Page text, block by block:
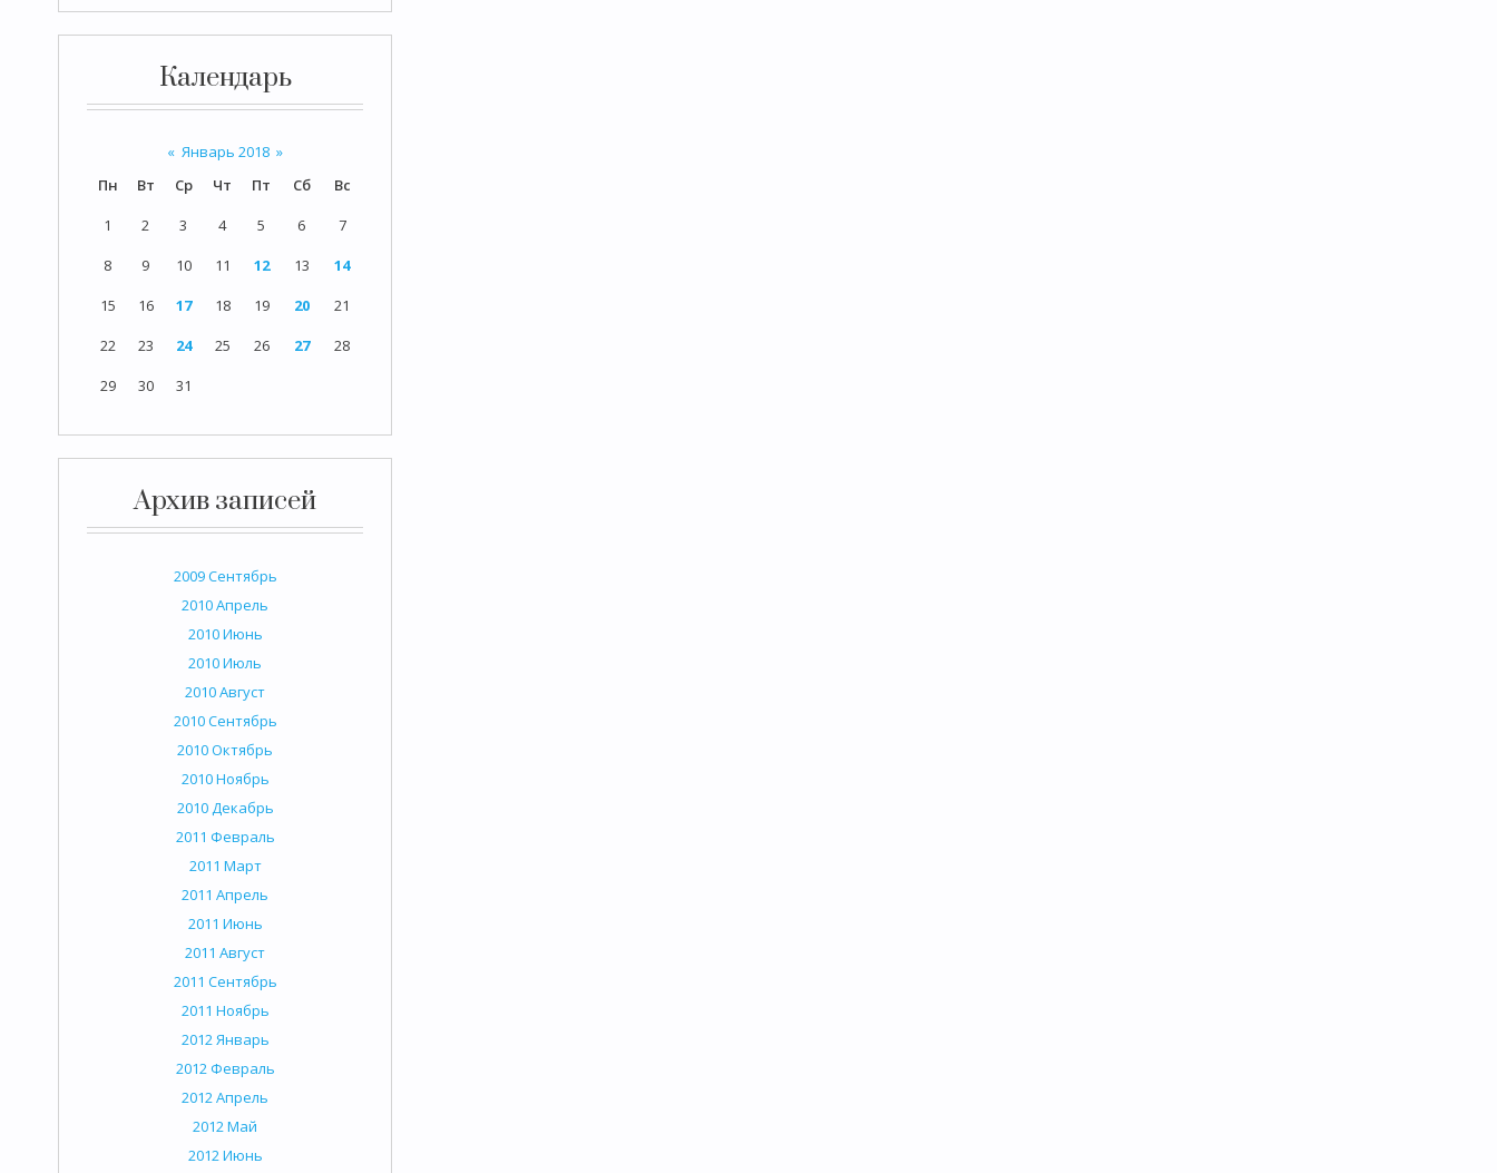
Календарь
« Январь 2018 »
Пн
Вт Ср Чт Пт Сб
Вс
1
2 3 4 5 6
7
8
9 10 11 12 13
14
15
16 17 18 19 20
21
22
23 24 25 26 27
28
29
30 31
Архив записей
2009 Сентябрь
2010 Апрель
2010 Июнь
2010 Июль
2010 Август
2010 Сентябрь
2010 Октябрь
2010 Ноябрь
2010 Декабрь
2011 Февраль
2011 Март
2011 Апрель
2011 Июнь
2011 Август
2011 Сентябрь
2011 Ноябрь
2012 Январь
2012 Февраль
2012 Апрель
2012 Май
2012 Июнь